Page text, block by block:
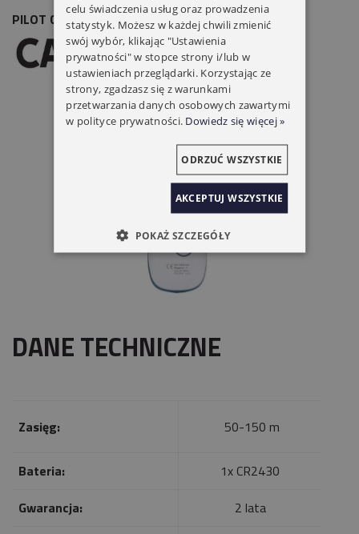
PILOT CAME WAGNER 1 KANAŁOWY
DANE TECHNICZNE
Zasięg: 50-150 m
Bateria:
1x CR2430
Gwarancja:
2 lata
celu świadczenia usług oraz prowadzenia
statystyk. Możesz w każdej chwili zmienić
swój wybór, klikając "Ustawienia
prywatności" w stopce strony i/lub w
ustawieniach przeglądarki. Korzystając ze
strony, zgadzasz się z warunkami
przetwarzania danych osobowych zawartymi
w polityce prywatności. Dowiedz się więcej »
AKCEPTUJ WSZYSTKIE
ODRZUĆ WSZYSTKIE
POKAŻ SZCZEGÓŁY